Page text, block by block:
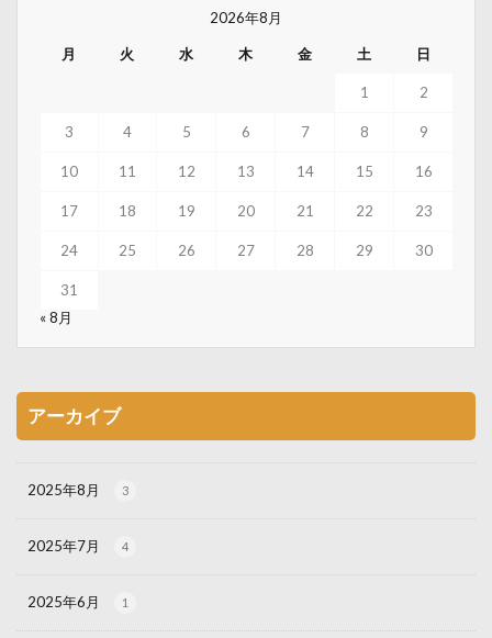
2026年8月
月 火 水 木 金 土 日
1 2
3 4 5 6 7 8 9
10 11 12 13 14 15 16
17 18 19 20 21 22 23
24 25 26 27 28 29 30
31
« 8月
アーカイブ
2025年8月 3
2025年7月 4
2025年6月 1